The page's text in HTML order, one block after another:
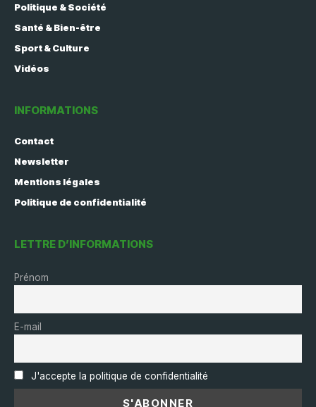
Politique & Société
Santé & Bien-être
Sport & Culture
Vidéos
INFORMATIONS
Contact
Newsletter
Mentions légales
Politique de confidentialité
LETTRE D’INFORMATIONS
Prénom
E-mail
J'accepte la politique de confidentialité